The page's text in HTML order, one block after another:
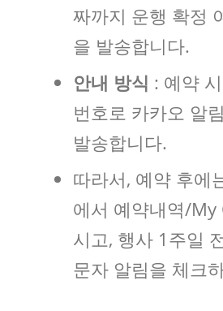
짜까지 운행 확정
을 발송합니다.
안내 방식 : 예약
번호로 카카오 알
발송합니다.
따라서, 예약 후에
에서 예약내역/My
시고, 행사 1주일
문자 알림을 체크